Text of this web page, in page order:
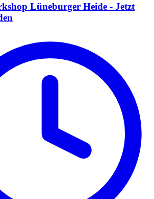
Lüneburger Heide - Jetzt